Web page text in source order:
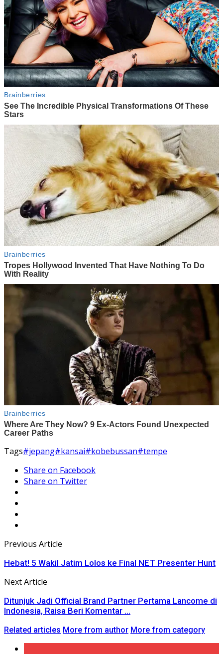
Tags#jepang#kansai#kobebussan#tempe
Share on Facebook
Share on Twitter
Previous Article
Hebat! 5 Wakil Jatim Lolos ke Final NET Presenter Hunt
Next Article
Ditunjuk Jadi Official Brand Partner Pertama Lancome di
Indonesia, Raisa Beri Komentar ...
Related articles More from author More from category